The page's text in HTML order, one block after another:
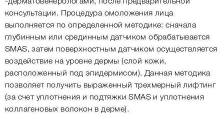
-дерматовенерологами, после предварительной
консультации. Процедура омоложения лица
выполняется по определенной методике: сначала
глубинным или срединным датчиком обрабатывается
SMAS, затем поверхностным датчиком осуществляется
воздействие на уровне дермы (слой кожи,
расположенный под эпидермисом). Данная методика
позволяет получить выраженный трехмерный лифтинг
(за счет уплотнения и подтяжки SMAS и уплотнения
коллагеновых волокон в дерме).